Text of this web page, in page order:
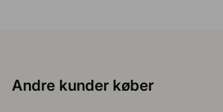
Andre kunder køber